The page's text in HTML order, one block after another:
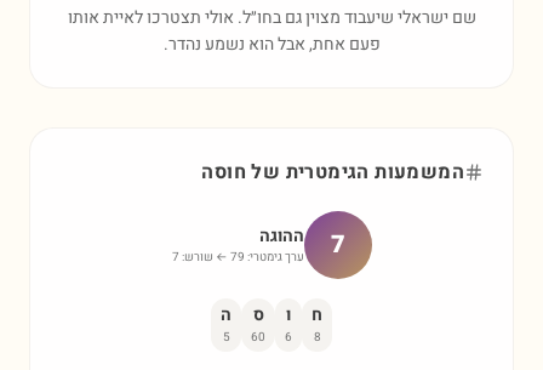
שם ישראלי שיעבוד מצוין גם בחו״ל. אולי תצטרכו לאיית אותו
פעם אחת, אבל הוא נשמע נהדר.
המשמעות הגימטרית של חוסה
7 ההוגה
ערך גימטרי: 79 ← שורש: 7
ח
8
ו
6
ס
60
ה
5